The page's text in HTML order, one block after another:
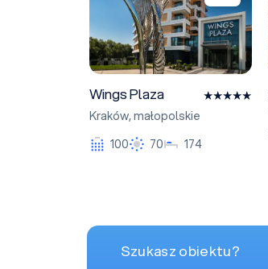
Wings Plaza
Kraków,małopolskie
100
70 174
Szukasz obiektu?